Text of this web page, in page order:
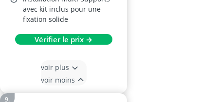
avec kit inclus pour une
fixation solide
Vérifier le prix →
voir plus
voir moins